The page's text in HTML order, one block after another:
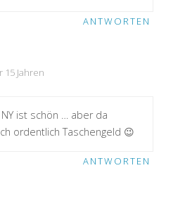
ANTWORTEN
15 Jahren
ist schön … aber da
ordentlich Taschengeld 😉
ANTWORTEN